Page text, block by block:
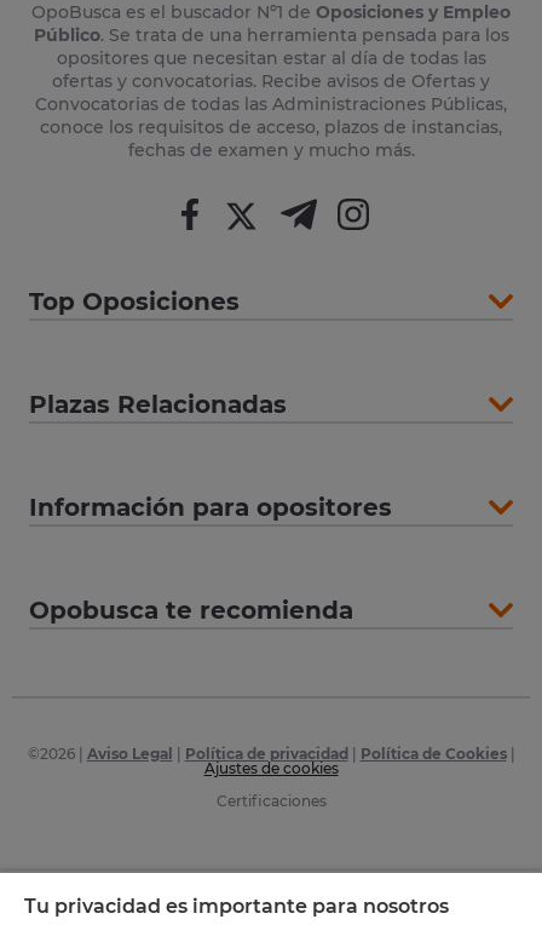
OpoBusca es el buscador Nº1 de Oposiciones y Empleo
Público. Se trata de una herramienta pensada para los
opositores que necesitan estar al día de todas las
ofertas y convocatorias. Recibe avisos de Ofertas y
Convocatorias de todas las Administraciones Públicas,
conoce los requisitos de acceso, plazos de instancias,
fechas de examen y mucho más.
Top Oposiciones
Plazas Relacionadas
Información para opositores
Opobusca te recomienda
©2026| Aviso Legal Política de privacidad Política de Cookies|
Ajustes de cookies
Certificaciones
Tu privacidad es importante para nosotros